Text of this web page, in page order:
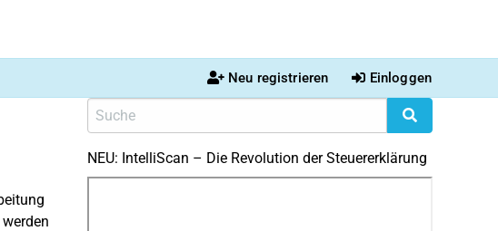
Neu registrieren Einloggen
NEU: IntelliScan – Die Revolution der Steuererklärung